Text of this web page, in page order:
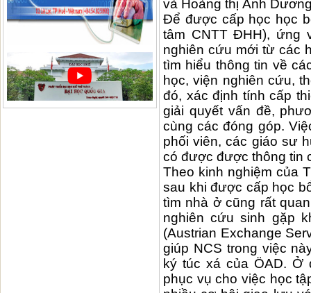
và Hoàng thị Ánh
Để được cấp học học
tâm CNTT ĐHH), ứng
nghiên cứu mới từ các
tìm hiểu thông tin về
học, viện nghiên cứu,
đó, xác định tính cấp
giải quyết vấn đề,
cùng các đóng góp.
phối viên, các giáo sư
có được được thông tin
Theo kinh nghiệm của
sau khi được cấp học
tìm nhà ở cũng rất
nghiên cứu sinh gặp
(Austrian Exchange
giúp NCS trong việc
ký túc xá của ÖAD.
phục vụ cho việc học